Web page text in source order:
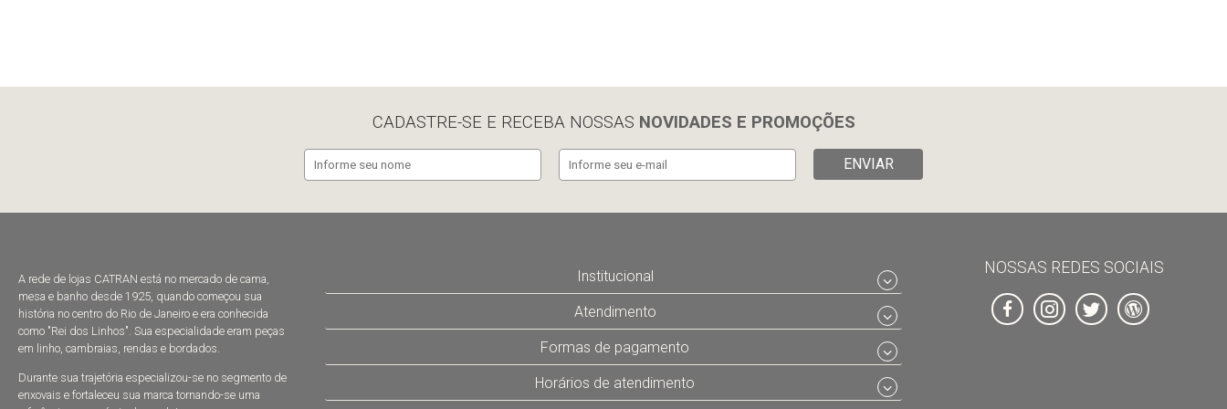
CADASTRE-SE E RECEBA NOSSAS NOVIDADES E PROMOÇÕES
ENVIAR
A rede de lojas CATRAN está no mercado de cama,
mesa e banho desde 1925, quando começou sua
história no centro do Rio de Janeiro e era conhecida
como "Rei dos Linhos". Sua especialidade eram peças
em linho, cambraias, rendas e bordados.
Durante sua trajetória especializou-se no segmento de
enxovais e fortaleceu sua marca tornando-se uma
Institucional
Atendimento
Formas de pagamento
Horários de atendimento
NOSSAS REDES SOCIAIS